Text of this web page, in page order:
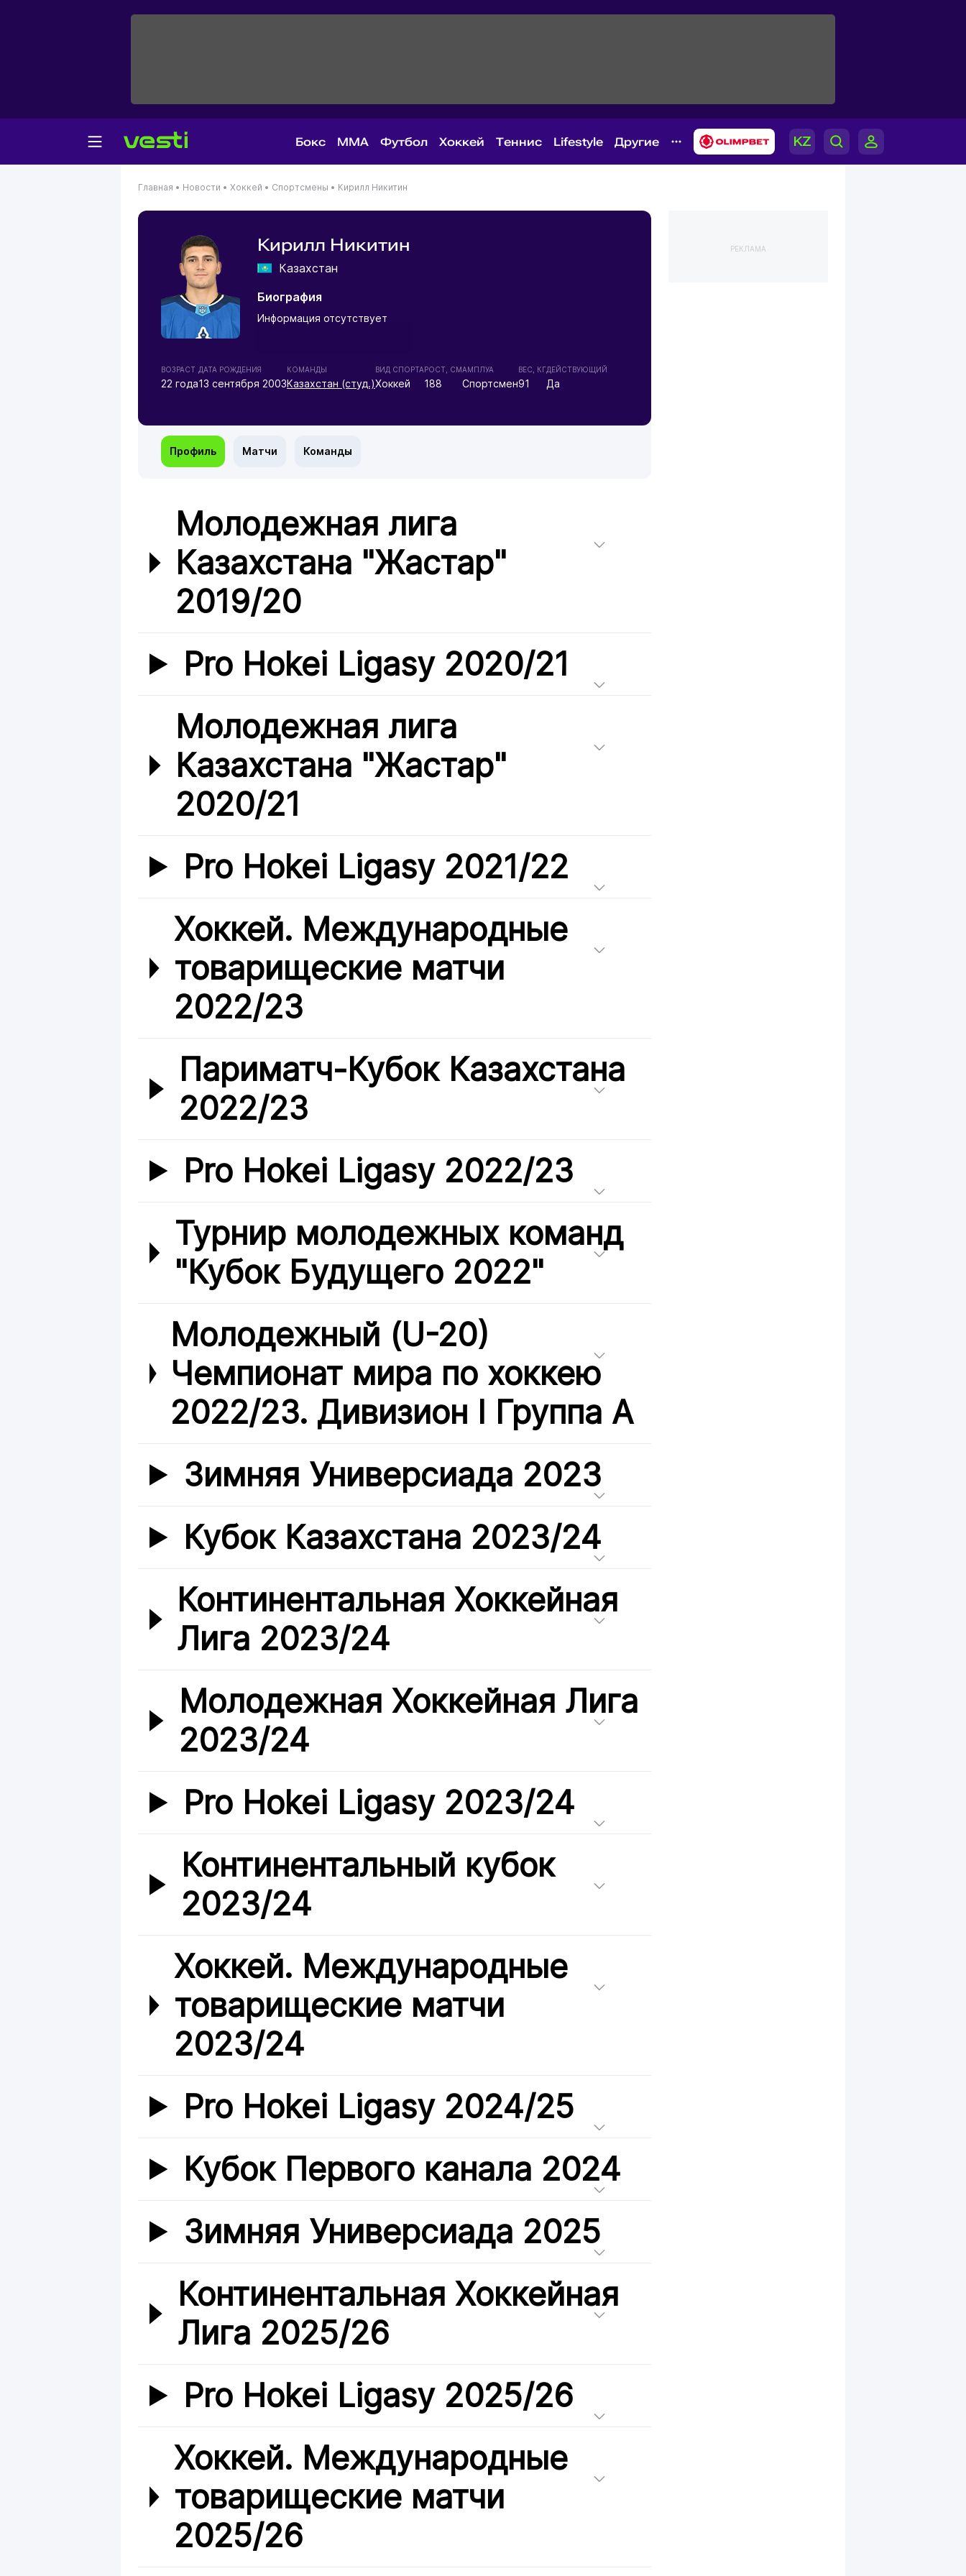
Бокс MMA Футбол Хоккей Теннис Lifestyle Другие
Главная • Новости • Хоккей • Спортсмены • Кирилл Никитин
Кирилл Никитин
Казахстан
Биография
Информация отсутствует
ВОЗРАСТ
22 года
ДАТА РОЖДЕНИЯ
13 сентября 2003
КОМАНДЫ
Казахстан (студ.)
ВИД СПОРТА
Хоккей
РОСТ, СМ
188
АМПЛУА
Спортсмен
ВЕС, КГ
91
ДЕЙСТВУЮЩИЙ
Да
Профиль Матчи Команды
Молодежная лига
Казахстана "Жастар"
2019/20
Pro Hokei Ligasy 2020/21
Молодежная лига
Казахстана "Жастар"
2020/21
Pro Hokei Ligasy 2021/22
Хоккей. Международные
товарищеские матчи
2022/23
Париматч-Кубок Казахстана
2022/23
Pro Hokei Ligasy 2022/23
Турнир молодежных команд
"Кубок Будущего 2022"
Молодежный (U-20)
Чемпионат мира по хоккею
2022/23. Дивизион I Группа А
Зимняя Универсиада 2023
Кубок Казахстана 2023/24
Континентальная Хоккейная
Лига 2023/24
Молодежная Хоккейная Лига
2023/24
Pro Hokei Ligasy 2023/24
Континентальный кубок
2023/24
Хоккей. Международные
товарищеские матчи
2023/24
Pro Hokei Ligasy 2024/25
Кубок Первого канала 2024
Зимняя Универсиада 2025
Континентальная Хоккейная
Лига 2025/26
Pro Hokei Ligasy 2025/26
Хоккей. Международные
товарищеские матчи
2025/26
РЕКЛАМА